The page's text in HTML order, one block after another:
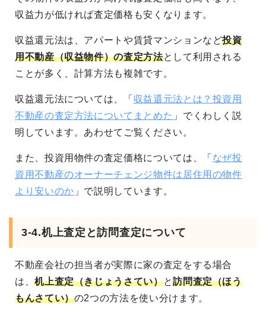
収益力が低ければ査定価格も安くなります。
収益還元法は、アパートや賃貸マンションなど投資
用不動産（収益物件）の査定方法として利用される
ことが多く、計算方法も複雑です。
収益還元法については、「 収益還元法とは？投資用
不動産の査定方法についてまとめた 」でくわしく説
明しています。あわせてご覧ください。
また、投資用物件の査定価格については、「 なぜ投
資用不動産のオーナーチェンジ物件は居住用の物件
より安いのか 」で説明しています。
3-4.机上査定と訪問査定について
不動産会社の担当者が実際に家の査定をする場合
は、机上査定（きじょうさてい）と訪問査定（ほう
もんさてい）の2つの方法を使い分けます。